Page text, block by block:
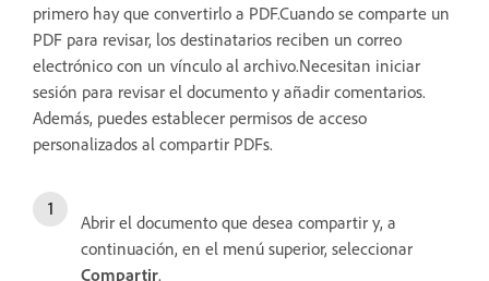
primero hay que convertirlo a PDF.Cuando se comparte un
PDF para revisar, los destinatarios reciben un correo
electrónico con un vínculo al archivo.Necesitan iniciar
sesión para revisar el documento y añadir comentarios.
Además, puedes establecer permisos de acceso
personalizados al compartir PDFs.
Abrir el documento que desea compartir y, a
continuación, en el menú superior, seleccionar
Compartir.